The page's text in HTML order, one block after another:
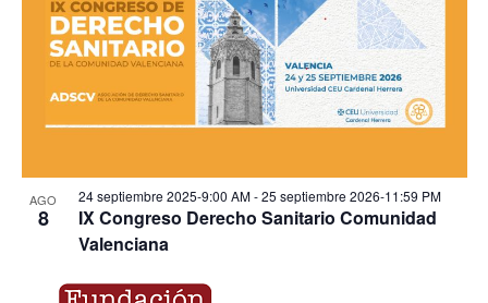
AGO
8
24 septiembre 2025-9:00 AM-25 septiembre 2026-11:59 PM
IX Congreso Derecho Sanitario Comunidad
Valenciana